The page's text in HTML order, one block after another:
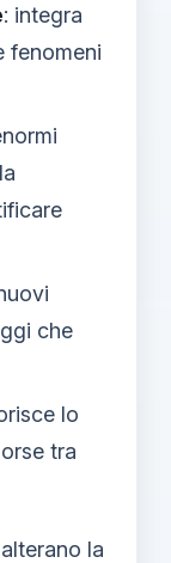
: integra
fenomeni
che
lo
tra
la